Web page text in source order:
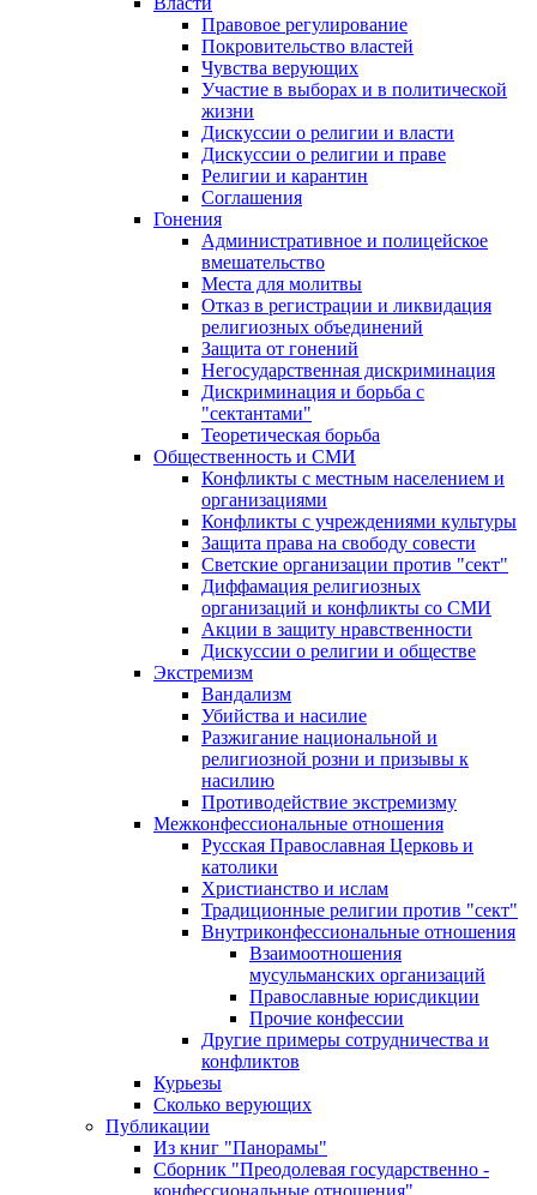
Правовое регулирование
Покровительство властей
Чувства верующих
Участие в выборах и в политической
жизни
Дискуссии о религии и власти
Дискуссии о религии и праве
Религии и карантин
Соглашения
Гонения
Административное и полицейское
вмешательство
Места для молитвы
Отказ в регистрации и ликвидация
религиозных объединений
Защита от гонений
Негосударственная дискриминация
Дискриминация и борьба с
"сектантами"
Теоретическая борьба
Общественность и СМИ
Конфликты с местным населением и
организациями
Конфликты с учреждениями культуры
Защита права на свободу совести
Светские организации против "сект"
Диффамация религиозных
организаций и конфликты со СМИ
Акции в защиту нравственности
Дискуссии о религии и обществе
Экстремизм
Вандализм
Убийства и насилие
Разжигание национальной и
религиозной розни и призывы к
насилию
Противодействие экстремизму
Межконфессиональные отношения
Русская Православная Церковь и
католики
Христианство и ислам
Традиционные религии против "сект"
Внутриконфессиональные отношения
Взаимоотношения
мусульманских организаций
Православные юрисдикции
Прочие конфессии
Другие примеры сотрудничества и
конфликтов
Курьезы
Сколько верующих
Публикации
Из книг "Панорамы"
Сборник "Преодолевая государственно -